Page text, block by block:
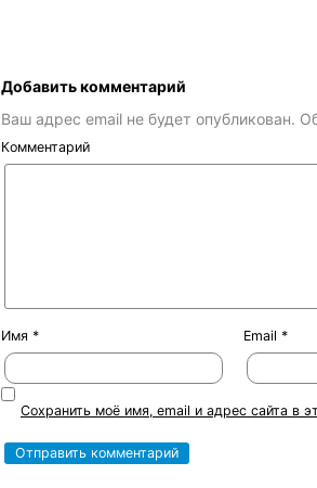
Добавить комментарий
Ваш адрес email не будет опубликован.
Комментарий
Имя * Email*
Сохранить моё имя, email и адрес сайта в